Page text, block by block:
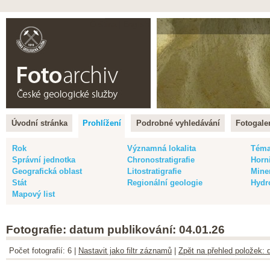
Úvodní stránka Prohlížení Podrobné vyhledávání
Rok Významná lokalita
Správní jednotka
Chronostratigrafie
Geografická oblast
Litostratigrafie
Stát
Regionální geologie
Mapový list
Fotografie: datum publikování: 04.01.26
Počet fotografií: 6 | Nastavit jako filtr záznamů Zpět na přehled položek: